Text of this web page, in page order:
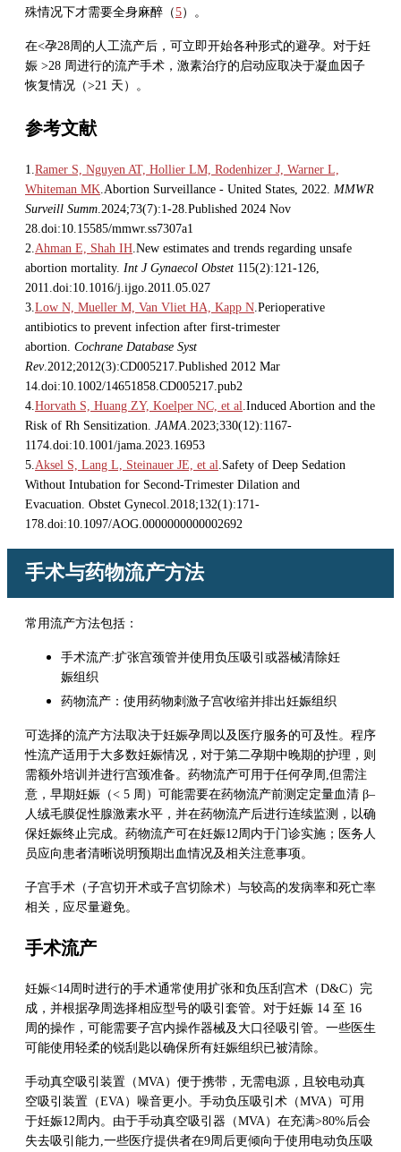
殊情况下才需要全身麻醉（5）。
在<孕28周的人工流产后，可立即开始各种形式的避孕。对于妊
娠 >28 周进行的流产手术，激素治疗的启动应取决于凝血因子
恢复情况（>21 天）。
参考文献
1. Ramer S, Nguyen AT, Hollier LM, Rodenhizer J, Warner L,
Whiteman MK .Abortion Surveillance - United States, 2022. MMWR
Surveill Summ .2024;73(7):1-28.Published 2024 Nov
28.doi:10.15585/mmwr.ss7307a1
2. Ahman E, Shah IH .New estimates and trends regarding unsafe
abortion mortality. Int J Gynaecol Obstet 115(2):121-126,
2011.doi:10.1016/j.ijgo.2011.05.027
3. Low N, Mueller M, Van Vliet HA, Kapp N .Perioperative
antibiotics to prevent infection after first-trimester
abortion. Cochrane Database Syst
Rev.2012;2012(3):CD005217.Published 2012 Mar
14.doi:10.1002/14651858.CD005217.pub2
4. Horvath S, Huang ZY, Koelper NC, et al .Induced Abortion and the
Risk of Rh Sensitization. JAMA .2023;330(12):1167-
1174.doi:10.1001/jama.2023.16953
5. Aksel S, Lang L, Steinauer JE, et al .Safety of Deep Sedation
Without Intubation for Second-Trimester Dilation and
Evacuation. Obstet Gynecol.2018;132(1):171-
178.doi:10.1097/AOG.0000000000002692
手术与药物流产方法
常用流产方法包括：
手术流产:扩张宫颈管并使用负压吸引或器械清除妊
娠组织
药物流产：使用药物刺激子宫收缩并排出妊娠组织
可选择的流产方法取决于妊娠孕周以及医疗服务的可及性。程序
性流产适用于大多数妊娠情况，对于第二孕期中晚期的护理，则
需额外培训并进行宫颈准备。药物流产可用于任何孕周,但需注
意，早期妊娠（< 5 周）可能需要在药物流产前测定定量血清 β–
人绒毛膜促性腺激素水平，并在药物流产后进行连续监测，以确
保妊娠终止完成。药物流产可在妊娠12周内于门诊实施；医务人
员应向患者清晰说明预期出血情况及相关注意事项。
子宫手术（子宫切开术或子宫切除术）与较高的发病率和死亡率
相关，应尽量避免。
手术流产
妊娠<14周时进行的手术通常使用扩张和负压刮宫术（D&C）完
成，并根据孕周选择相应型号的吸引套管。对于妊娠 14 至 16
周的操作，可能需要子宫内操作器械及大口径吸引管。一些医生
可能使用轻柔的锐刮匙以确保所有妊娠组织已被清除。
手动真空吸引装置（MVA）便于携带，无需电源，且较电动真
空吸引装置（EVA）噪音更小。手动负压吸引术（MVA）可用
于妊娠12周内。由于手动真空吸引器（MVA）在充满>80%后会
失去吸引能力,一些医疗提供者在9周后更倾向于使用电动负压吸